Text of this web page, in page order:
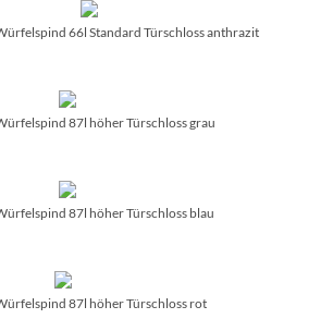
66l Standard Türschloss anthrazit
87l höher Türschloss grau
87l höher Türschloss blau
87l höher Türschloss rot